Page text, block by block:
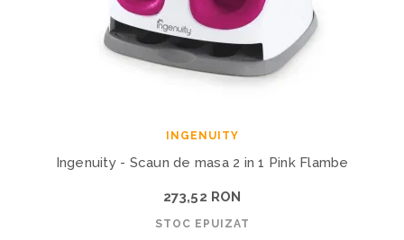
INGENUITY
Ingenuity - Scaun de masa 2 in 1 Pink Flambe
273,52 RON
STOC EPUIZAT